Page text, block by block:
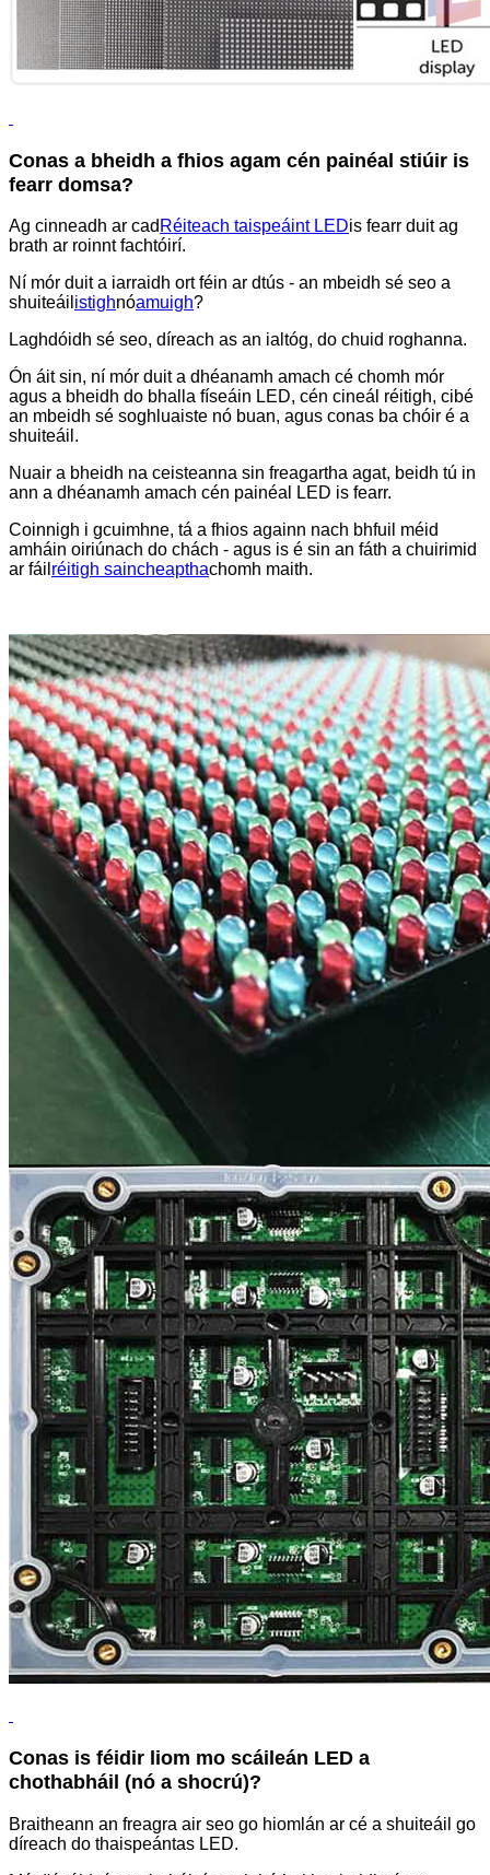
Conas a bheidh a fhios agam cén painéal stiúir is
fearr domsa?
Ag cinneadh ar cad Réiteach taispeáint LEDis fearr duit ag
brath ar roinnt fachtóirí.
Ní mór duit a iarraidh ort féin ar dtús - an mbeidh sé seo a
shuiteáil istighnóamuigh?
Laghdóidh sé seo, díreach as an ialtóg, do chuid roghanna.
Ón áit sin, ní mór duit a dhéanamh amach cé chomh mór
agus a bheidh do bhalla físeáin LED, cén cineál réitigh, cibé
an mbeidh sé soghluaiste nó buan, agus conas ba chóir é a
shuiteáil.
Nuair a bheidh na ceisteanna sin freagartha agat, beidh tú in
ann a dhéanamh amach cén painéal LED is fearr.
Coinnigh i gcuimhne, tá a fhios againn nach bhfuil méid
amháin oiriúnach do chách - agus is é sin an fáth a chuirimid
ar fáil réitigh saincheapthachomh maith.
Conas is féidir liom mo scáileán LED a
chothabháil (nó a shocrú)?
Braitheann an freagra air seo go hiomlán ar cé a shuiteáil go
díreach do thaispeántas LED.